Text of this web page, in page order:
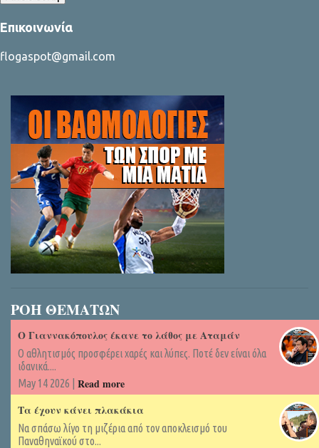
Επικοινωνία
flogaspot@gmail.com
ΡΟΗ ΘΕΜΑΤΩΝ
Ο Γιαννακόπουλος έκανε το λάθος με Αταμάν
Ο αθλητισμός προσφέρει χαρές και λύπες. Ποτέ δεν είναι όλα
ιδανικά....
May 14 2026 | Read more
Τα έχουν κάνει πλακάκια
Να σπάσω λίγο τη μιζέρια από τον αποκλεισμό του
Παναθηναϊκού στο...